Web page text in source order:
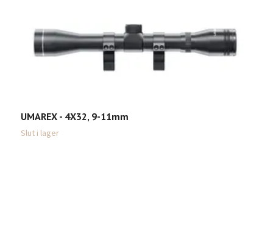
UMAREX - 4X32, 9-11mm
Slut i lager